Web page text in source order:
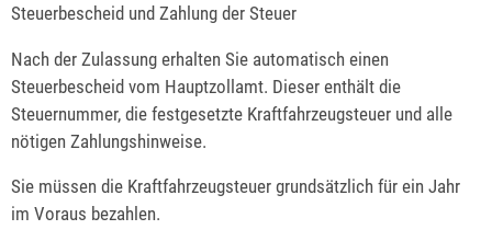
Steuerbescheid und Zahlung der Steuer
Nach der Zulassung erhalten Sie automatisch einen
Steuerbescheid vom Hauptzollamt. Dieser enthält die
Steuernummer, die festgesetzte Kraftfahrzeugsteuer und alle
nötigen Zahlungshinweise.
Sie müssen die Kraftfahrzeugsteuer grundsätzlich für ein Jahr
im Voraus bezahlen.